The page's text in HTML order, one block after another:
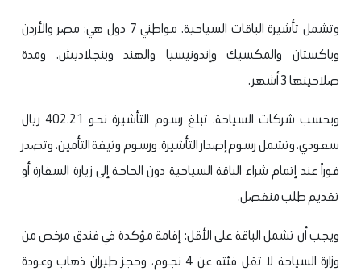
وتشمل تأشيرة الباقات السياحية، مواطني 7 دول هي: مصر والأردن
وباكستان والمكسيك وإندونيسيا والهند وبنجلاديش. ومدة
صلاحيتها 3 أشهر .
وبحسب شركات السياحة، تبلغ رسوم التأشيرة نحو 402.21 ريال
سعودي، وتشمل رسوم إصدار التأشيرة، ورسوم وثيقة التأمين، وتصدر
فوراً عند إتمام شراء الباقة السياحية دون الحاجة إلى زيارة السفارة أو
تقديم طلب منفصل.
ويجب أن تشمل الباقة على الأقل: إقامة مؤكدة في فندق مرخص من
وزارة السياحة لا تقل فئته عن 4 نجوم، وحجز طيران ذهاب وعودة